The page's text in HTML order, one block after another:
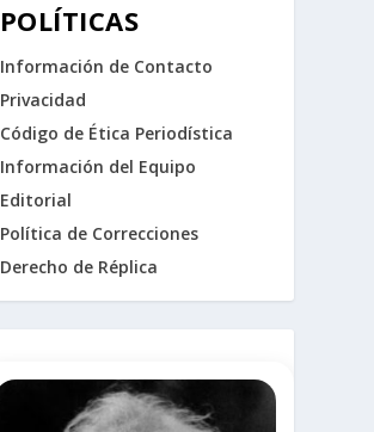
POLÍTICAS
Información de Contacto
Privacidad
Código de Ética Periodística
Información del Equipo
Editorial
Política de Correcciones
Derecho de Réplica